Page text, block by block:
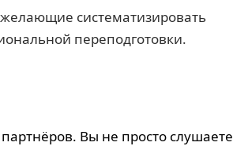
систематизировать
переподготовки.
Вы не просто слушаете